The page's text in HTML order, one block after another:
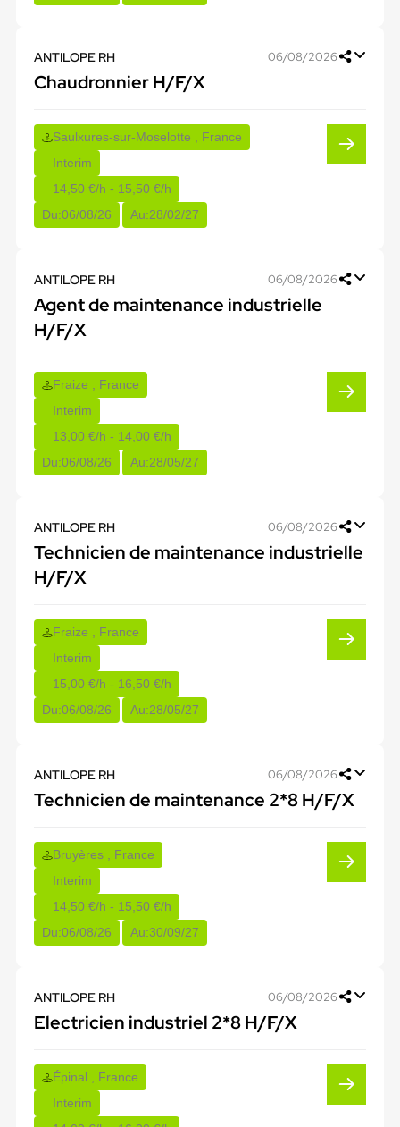
ANTILOPE RH 06/08/2026
Chaudronnier H/F/X
Saulxures-sur-Moselotte , France
Interim
14,50 €/h - 15,50 €/h
Du:06/08/26 Au:28/02/27
ANTILOPE RH 06/08/2026
Agent de maintenance industrielle
H/F/X
Fraize , France
Interim
13,00 €/h - 14,00 €/h
Du:06/08/26 Au:28/05/27
ANTILOPE RH 06/08/2026
Technicien de maintenance industrielle
H/F/X
Fraize , France
Interim
15,00 €/h - 16,50 €/h
Du:06/08/26 Au:28/05/27
ANTILOPE RH 06/08/2026
Technicien de maintenance 2*8 H/F/X
Bruyères , France
Interim
14,50 €/h - 15,50 €/h
Du:06/08/26 Au:30/09/27
ANTILOPE RH 06/08/2026
Electricien industriel 2*8 H/F/X
Épinal , France
Interim